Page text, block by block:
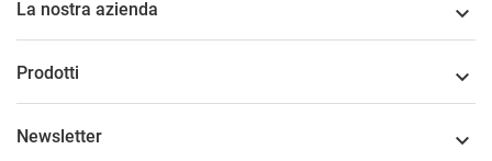
La nostra azienda 
Prodotti 
Newsletter 